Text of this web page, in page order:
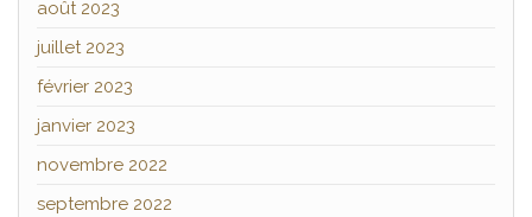
août 2023
juillet 2023
février 2023
janvier 2023
novembre 2022
septembre 2022